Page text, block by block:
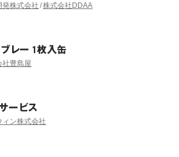
発株式会社 株式会社DDAA
レー 1枚入缶
社豊島屋
ービス
ィン株式会社